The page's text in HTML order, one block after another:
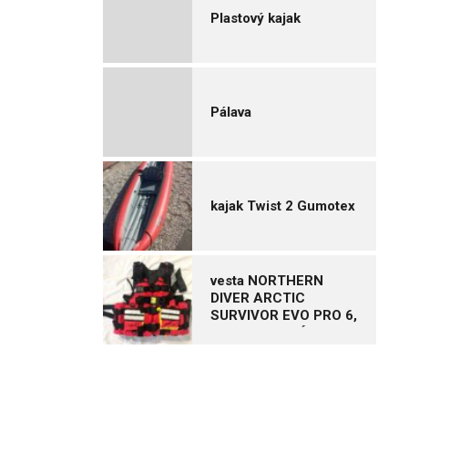
Plastový kajak
Pálava
kajak Twist 2 Gumotex
vesta NORTHERN
DIVER ARCTIC
SURVIVOR EVO PRO 6,
vel. XL – NOVÁ